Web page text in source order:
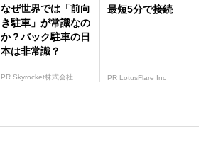
なぜ世界では「前向
き駐車」が常識なの
か？バック駐車の日
本は非常識？
PR Skyrocket株式会社
最短5分で接続
PR LotusFlare Inc